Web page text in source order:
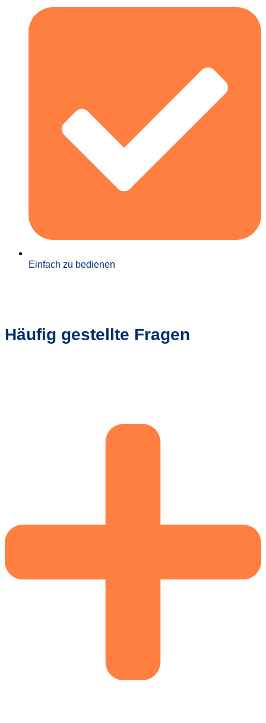
Einfach zu bedienen
Häufig gestellte Fragen